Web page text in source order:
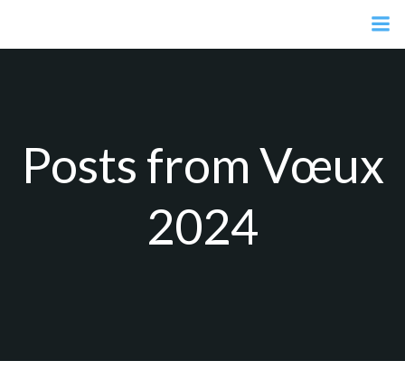
contenu
Posts from Vœux
2024